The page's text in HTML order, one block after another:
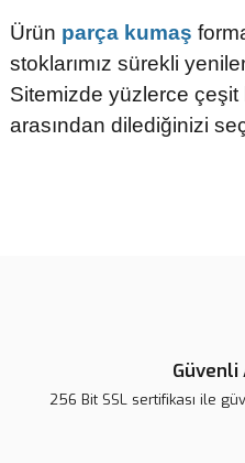
Ürün parça kumaş
stoklarımız sürekli
Sitemizde yüzlerce
arasından dilediğinizi
Güvenli
256 Bit SSL sertifikası ile